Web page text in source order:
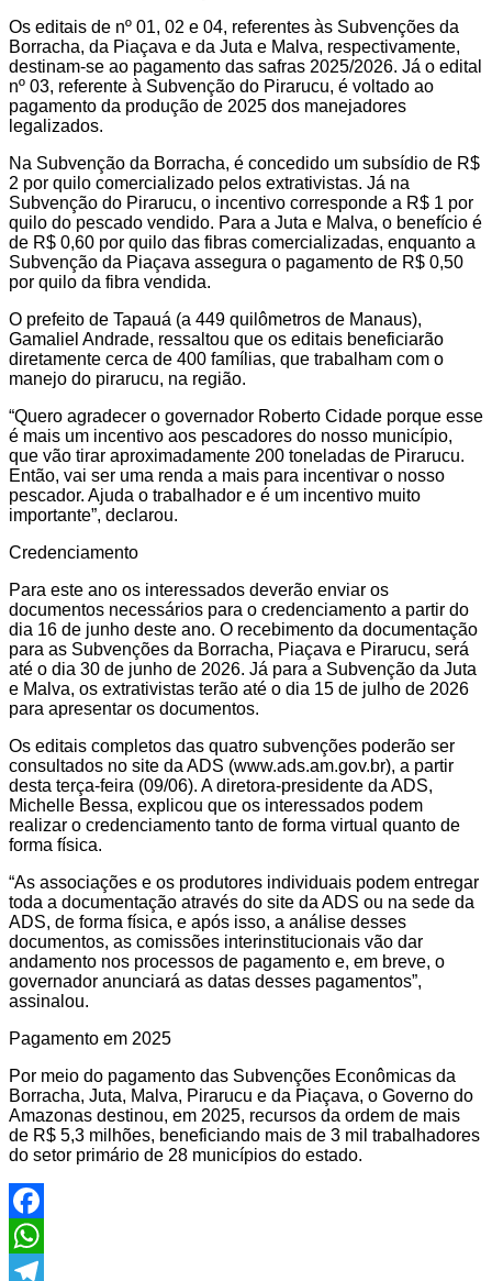
Os editais de nº 01, 02 e 04, referentes às Subvenções da
Borracha, da Piaçava e da Juta e Malva, respectivamente,
destinam-se ao pagamento das safras 2025/2026. Já o edital
nº 03, referente à Subvenção do Pirarucu, é voltado ao
pagamento da produção de 2025 dos manejadores
legalizados.
Na Subvenção da Borracha, é concedido um subsídio de R$
2 por quilo comercializado pelos extrativistas. Já na
Subvenção do Pirarucu, o incentivo corresponde a R$ 1 por
quilo do pescado vendido. Para a Juta e Malva, o benefício é
de R$ 0,60 por quilo das fibras comercializadas, enquanto a
Subvenção da Piaçava assegura o pagamento de R$ 0,50
por quilo da fibra vendida.
O prefeito de Tapauá (a 449 quilômetros de Manaus),
Gamaliel Andrade, ressaltou que os editais beneficiarão
diretamente cerca de 400 famílias, que trabalham com o
manejo do pirarucu, na região.
“Quero agradecer o governador Roberto Cidade porque esse
é mais um incentivo aos pescadores do nosso município,
que vão tirar aproximadamente 200 toneladas de Pirarucu.
Então, vai ser uma renda a mais para incentivar o nosso
pescador. Ajuda o trabalhador e é um incentivo muito
importante”, declarou.
Credenciamento
Para este ano os interessados deverão enviar os
documentos necessários para o credenciamento a partir do
dia 16 de junho deste ano. O recebimento da documentação
para as Subvenções da Borracha, Piaçava e Pirarucu, será
até o dia 30 de junho de 2026. Já para a Subvenção da Juta
e Malva, os extrativistas terão até o dia 15 de julho de 2026
para apresentar os documentos.
Os editais completos das quatro subvenções poderão ser
consultados no site da ADS (www.ads.am.gov.br), a partir
desta terça-feira (09/06). A diretora-presidente da ADS,
Michelle Bessa, explicou que os interessados podem
realizar o credenciamento tanto de forma virtual quanto de
forma física.
“As associações e os produtores individuais podem entregar
toda a documentação através do site da ADS ou na sede da
ADS, de forma física, e após isso, a análise desses
documentos, as comissões interinstitucionais vão dar
andamento nos processos de pagamento e, em breve, o
governador anunciará as datas desses pagamentos”,
assinalou.
Pagamento em 2025
Por meio do pagamento das Subvenções Econômicas da
Borracha, Juta, Malva, Pirarucu e da Piaçava, o Governo do
Amazonas destinou, em 2025, recursos da ordem de mais
de R$ 5,3 milhões, beneficiando mais de 3 mil trabalhadores
do setor primário de 28 municípios do estado.
Facebook
WhatsApp